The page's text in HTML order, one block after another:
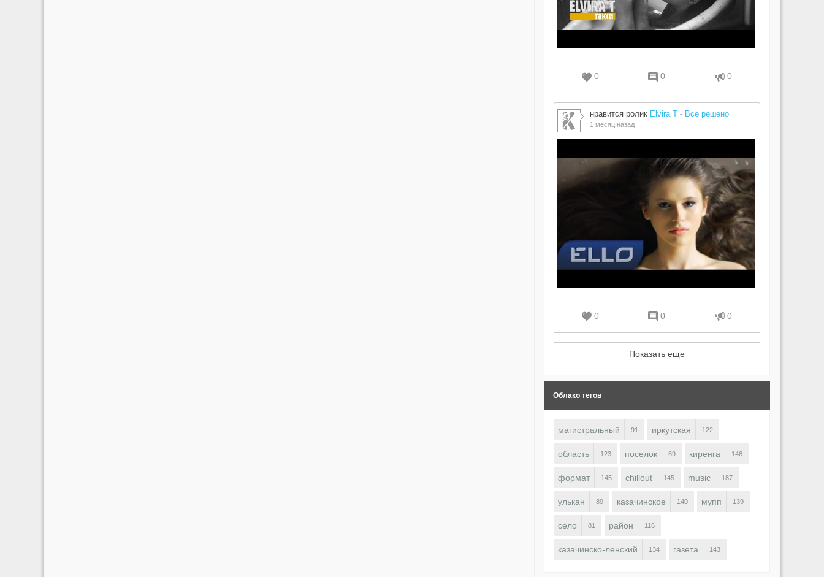
0 0 0
нравится ролик Elvira T - Все решено
1 месяц назад
0 0 0
Показать еще
Облако тегов
магистральный 91 иркутская 122
область 123 поселок 69 киренга 146
формат 145 chillout 145 music 187
улькан 89 казачинское 140 мупп 139
село 81 район 116
казачинско-ленский 134 газета 143